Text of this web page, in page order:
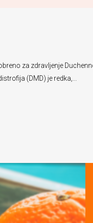
za zdravljenje
(DMD) je redka,...